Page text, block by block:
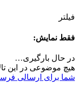
فیلتر
فقط نمایش:
در حال بارگیری…
هیچ موضوعی در این
شما برای ارسالی